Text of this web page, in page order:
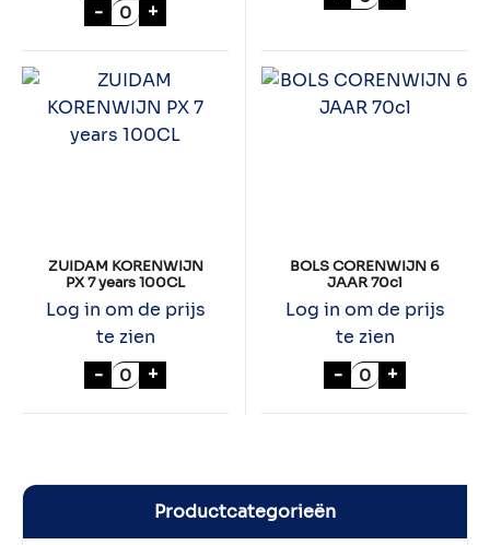
- ZUIDAM KORENWIJN OLOROSO 10
+
ZUIDAM KORENWIJN
PX 7 years 100CL
Log in om de prijs
te zien
- ZUIDAM KORENWIJN PX 7 years 100CL
+
BOLS CORENWIJN 6
JAAR 70cl
Log in om de prijs
te zien
- BOLS
+
Productcategorieën